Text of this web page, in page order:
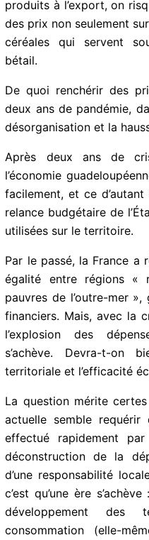
l’encontre de la Russie
Le prix des engrais et
encore exploser dès ce
produits à l’export, on
flambée des prix non
aussi sur les céréales
l’alimentation du bétail.
De quoi renchérir des
deux ans de pandémie,
la désorganisation et
maritime.
Après deux ans de
l’économie
remettre facilement, et
cartouches de relance
région, ont déjà été
Par le passé, la
et « pauvres de
transferts financiers.
publiques et l’explosion
époque s’achève.
l’égalité territoriale et
La question mérite certes
actuelle semble requérir
Abonnez-vous à
E-mail*
J'acceptel'accord